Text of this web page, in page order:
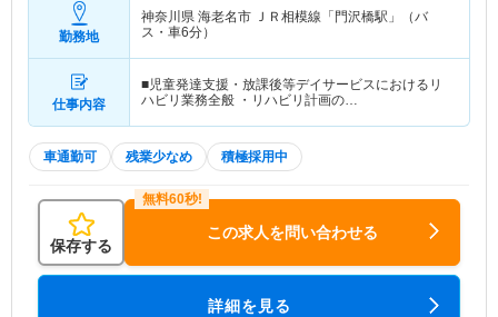
勤務地
神奈川県 海老名市 ＪＲ相模線「門沢橋駅」（バ
ス・車6分）
仕事内容
■児童発達支援・放課後等デイサービスにおけるリ
ハビリ業務全般 ・リハビリ計画の…
車通勤可 残業少なめ 積極採用中
保存する
この求人を問い合わせる
詳細を見る